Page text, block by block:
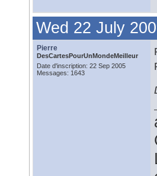
Wed 22 July
Pierre
DesCartesPourUnMondeMeilleur
Date d'inscription: 22 Sep 2005
Messages: 1643